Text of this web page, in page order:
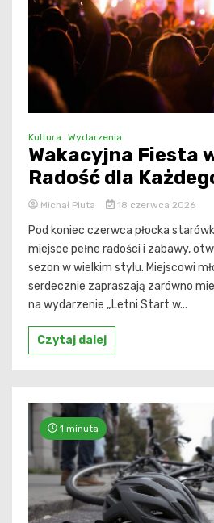
Kultura Wydarzenia
Wakacyjna Fiesta
Radość dla
Michał Pluta 18 czerwca 2026
Pod koniec czerwca płocka
miejsce pełne radości i zabawy,
sezon w wielkim stylu. Miejscowi
serdecznie zapraszają zarówno
na wydarzenie „Letni Start w...
Czytaj dalej
1 minuta